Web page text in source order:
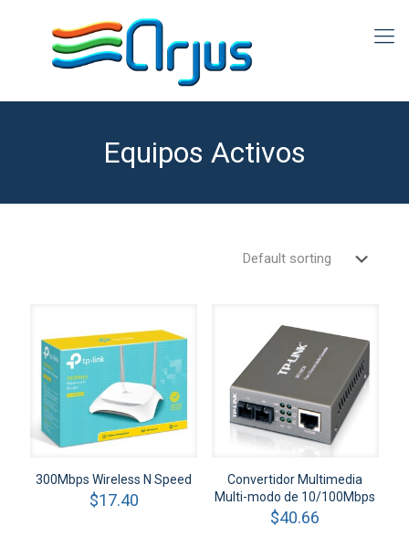
Equipos Activos
300Mbps Wireless N Speed
$17.40
Convertidor Multimedia
Multi-modo de 10/100Mbps
$40.66